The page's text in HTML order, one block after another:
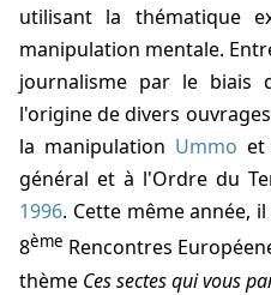
utilisant la thématique
manipulation mentale.
journalisme par le biais
l'origine de divers
la manipulation Ummo et
général et à l'Ordre du
1996. Cette même année,
8ème Rencontres
thème Ces sectes qui vous